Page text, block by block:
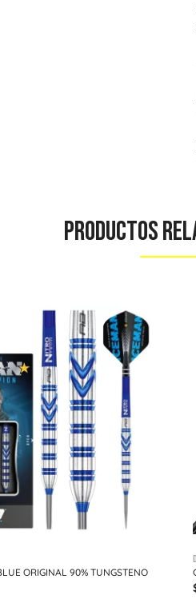
Productos
ORIGINAL 90% TUNGSTENO